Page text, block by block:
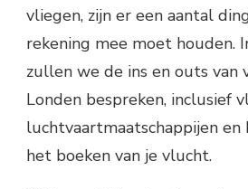
vliegen, zijn er een aantal
rekening mee moet houden.
zullen we de ins en outs van
Londen bespreken, inclusief
luchtvaartmaatschappijen en
het boeken van je vlucht.